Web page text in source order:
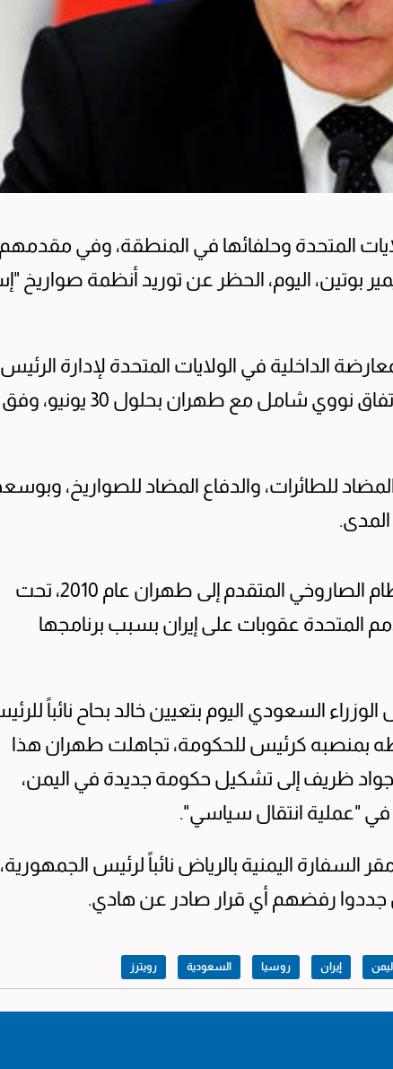
المتحدة وحلفائها في المنطقة، وفي مقدمهم
بوتين، اليوم، الحظر عن توريد أنظمة صواريخ
الداخلية في الولايات المتحدة لإدارة الرئيس
باراك أوباما، التي تتمسك بالتوصل إلى اتفاق نووي شامل مع طهران بحلول 30 يونيو، وفق
للدفاع المضاد للطائرات، والدفاع المضاد للصواريخ،
وكانت موسكو ألغت عقداً لتسليم النظام الصاروخي المتقدم إلى طهران عام 2010، تحت
عقوبات على إيران بسبب برنامجها
السعودي اليوم بتعيين خالد بحاح نائباً
بمنصبه كرئيس للحكومة، تجاهلت طهران هذا
جواد ظريف إلى تشكيل حكومة جديدة في اليمن،
في "عملية انتقال سياسي".
السفارة اليمنية بالرياض نائباً لرئيس الجمهورية،
جددوا رفضهم أي قرار صادر عن هادي.
إيران روسيا السعودية رويترز